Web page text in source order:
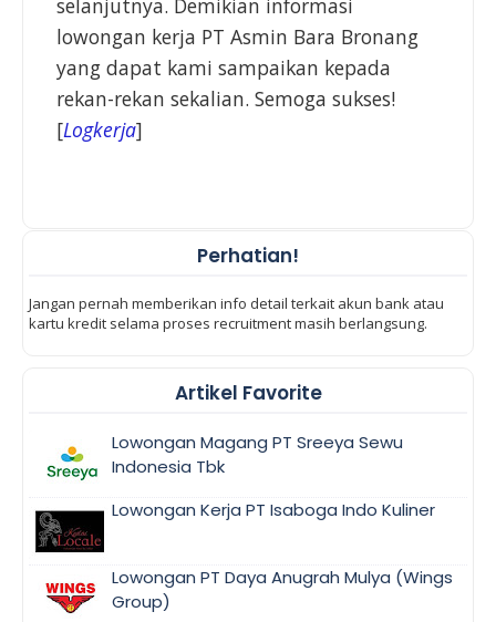
lowongan kerja PT Asmin Bara Bronang
yang dapat kami sampaikan kepada
rekan-rekan sekalian. Semoga sukses!
[Logkerja]
Perhatian!
Jangan pernah memberikan info detail terkait akun bank atau
kartu kredit selama proses recruitment masih berlangsung.
Artikel Favorite
Lowongan Magang PT Sreeya Sewu
Indonesia Tbk
Lowongan Kerja PT Isaboga Indo Kuliner
Lowongan PT Daya Anugrah Mulya (Wings
Group)